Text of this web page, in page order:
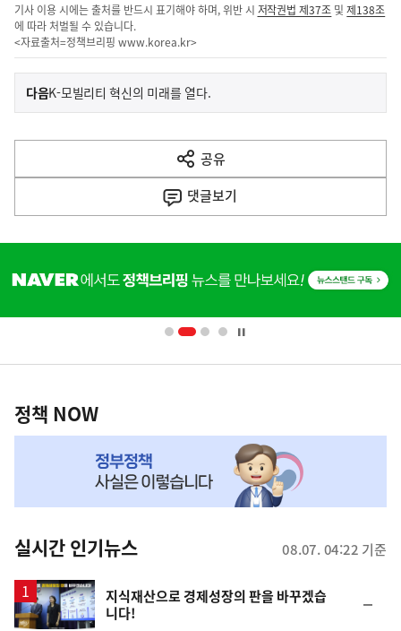
기사 이용 시에는 출처를 반드시 표기해야 하며, 위반 시 저작권법 제37조 및제138조
에 따라 처벌될 수 있습니다.
<자료출처=정책브리핑 www.korea.kr>
이
전
다
음
다음기
K-모빌리티 혁신의 미래를 열다.
공유
열
기
댓글보기
단
배
영
책
NOW,
뉴
스
정책 NOW
실시간 인기뉴스 08.07. 04:22 기준
지식재산으로 경제성장의 판을 바꾸겠습
니다!